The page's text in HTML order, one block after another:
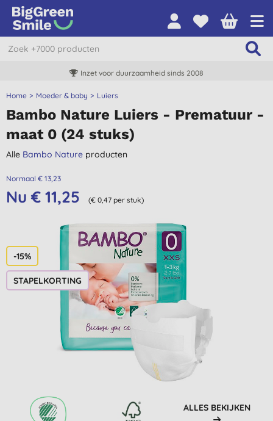
Inzet voor duurzaamheid sinds 2008
Home Moeder & baby Luiers
Bambo Nature Luiers - Prematuur -
maat 0 (24 stuks)
Alle Bambo Nature producten
Normaal € 13,23
Nu € 11,25 (€ 0,47 per stuk)
-15%
STAPELKORTING
ALLES BEKIJKEN